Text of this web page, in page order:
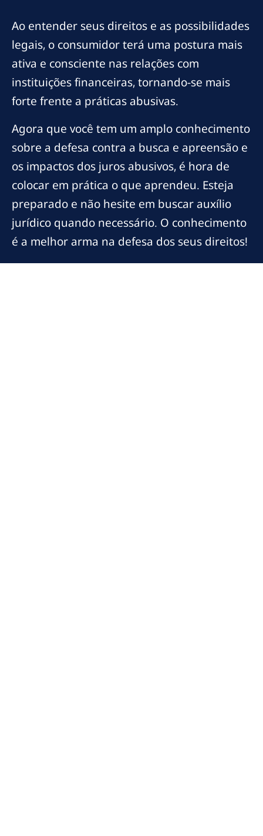
Ao entender seus direitos e as possibilidades
legais, o consumidor terá uma postura mais
ativa e consciente nas relações com
instituições financeiras, tornando-se mais
forte frente a práticas abusivas.
Agora que você tem um amplo conhecimento
sobre a defesa contra a busca e apreensão e
os impactos dos juros abusivos, é hora de
colocar em prática o que aprendeu. Esteja
preparado e não hesite em buscar auxílio
jurídico quando necessário. O conhecimento
é a melhor arma na defesa dos seus direitos!